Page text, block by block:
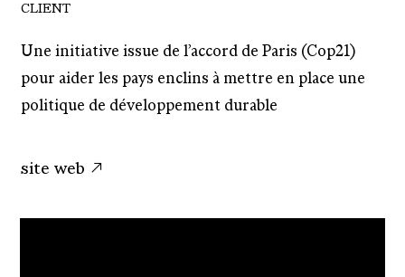
CLIENT
Une initiative issue de l’accord de Paris (Cop21)
pour aider les pays enclins à mettre en place une
politique de développement durable
site web